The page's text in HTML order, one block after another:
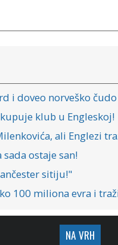
i doveo norveško
klub u Engleskoj!
ali Englezi
ostaje san!
sitiju!"
100 miliona evra i
NA VRH